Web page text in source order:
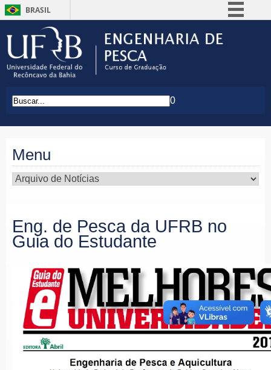
BRASIL
Legislação
Canais
0
Menu
Eng. de Pesca da UFRB no
Guia do Estudante